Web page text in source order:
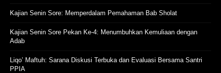
Kajian Senin Sore: Memperdalam Pemahaman Bab Sholat
Kajian Senin Sore Pekan Ke-4: Menumbuhkan Kemuliaan dengan
Adab
Liqo’ Maftuh: Sarana Diskusi Terbuka dan Evaluasi Bersama Santri
PPIA